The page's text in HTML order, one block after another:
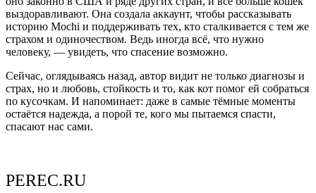
выздоравливают. Она создала аккаунт, чтобы рассказывать
историю Mochi и поддерживать тех, кто сталкивается с тем же
страхом и одиночеством. Ведь иногда всё, что нужно
человеку, — увидеть, что спасение возможно.
Сейчас, оглядываясь назад, автор видит не только диагнозы и
страх, но и любовь, стойкость и то, как кот помог ей собраться
по кусочкам. И напоминает: даже в самые тёмные моменты
остаётся надежда, а порой те, кого мы пытаемся спасти,
спасают нас сами.
PEREC.RU